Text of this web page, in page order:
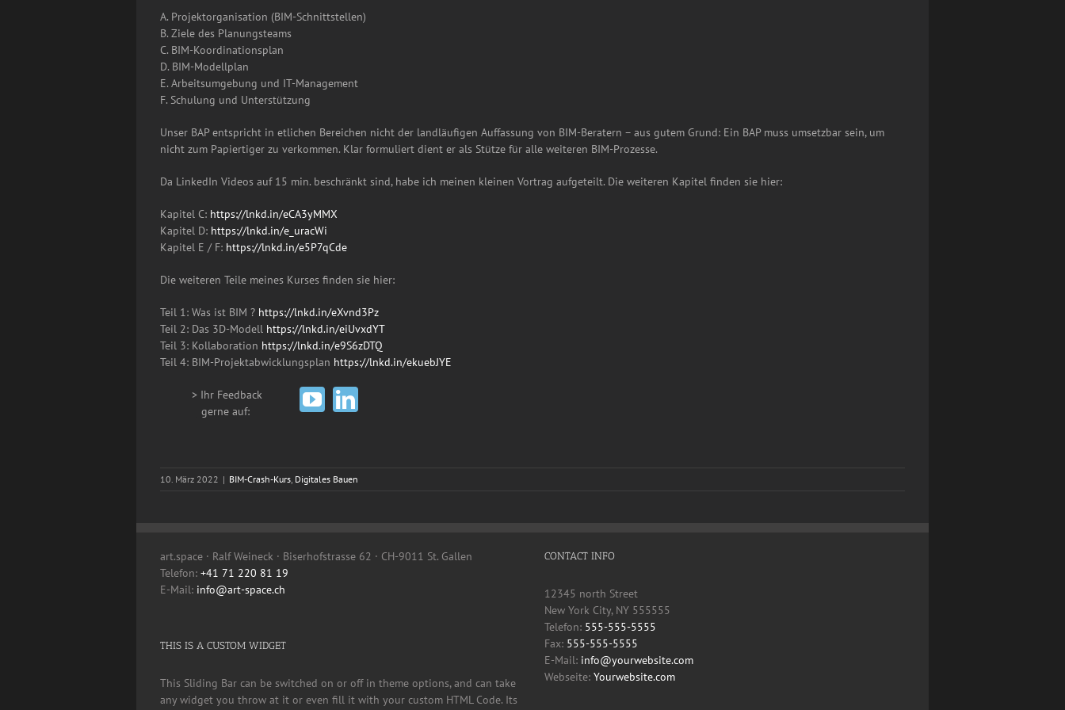
A. Projektorganisation (BIM-Schnittstellen)
B. Ziele des Planungsteams
C. BIM-Koordinationsplan
D. BIM-Modellplan
E. Arbeitsumgebung und IT-Management
F. Schulung und Unterstützung
Unser BAP entspricht in etlichen Bereichen nicht der landläufigen Auffassung von BIM-Beratern – aus gutem Grund: Ein BAP muss umsetzbar sein, um
nicht zum Papiertiger zu verkommen. Klar formuliert dient er als Stütze für alle weiteren BIM-Prozesse.
Da LinkedIn Videos auf 15 min. beschränkt sind, habe ich meinen kleinen Vortrag aufgeteilt. Die weiteren Kapitel finden sie hier:
Kapitel C: https://lnkd.in/eCA3yMMX
Kapitel D: https://lnkd.in/e_uracWi
Kapitel E / F: https://lnkd.in/e5P7qCde
Die weiteren Teile meines Kurses finden sie hier:
Teil 1: Was ist BIM ? https://lnkd.in/eXvnd3Pz
Teil 2: Das 3D-Modell https://lnkd.in/eiUvxdYT
Teil 3: Kollaboration https://lnkd.in/e9S6zDTQ
Teil 4: BIM-Projektabwicklungsplan https://lnkd.in/ekuebJYE
> Ihr Feedback
gerne auf:
10. März 2022 | BIM-Crash-Kurs Digitales Bauen
art.space · Ralf Weineck · Biserhofstrasse 62 · CH-9011 St. Gallen
Telefon: +41 71 220 81 19
E-Mail: info@art-space.ch
THIS IS A CUSTOM WIDGET
This Sliding Bar can be switched on or off in theme options, and can take
any widget you throw at it or even fill it with your custom HTML Code. Its
CONTACT INFO
12345 north Street
New York City, NY 555555
Telefon: 555-555-5555
Fax: 555-555-5555
E-Mail: info@yourwebsite.com
Webseite: Yourwebsite.com